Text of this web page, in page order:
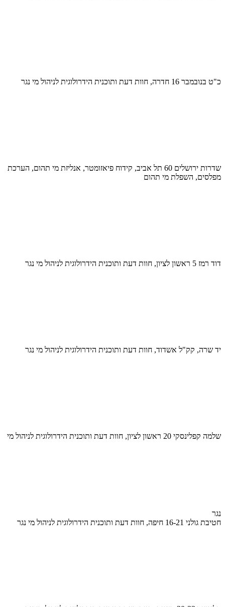
כ"ט בנובמבר 16 חדרה, חוות דעת ותוכנית הידרולוגית לניהול מי נגר
שדרות ירושלים 60 תל אביב, קידוח פיאזומטר, אנליזת מי תהום, הערכת
מפלסים, השפלת מי תהום
דוד רמז 5 ראשון לציון, חוות דעת ותוכנית הידרולוגית לניהול מי נגר
יד שרה, קק"ל אשדוד, חוות דעת ותוכנית הידרולוגית לניהול מי נגר
שלמה קפלינסקי 20 ראשון לציון, חוות דעת ותוכנית הידרולוגית לניהול מי
נגר
חטיבת גולני 16-21 חיפה, חוות דעת ותוכנית הידרולוגית לניהול מי נגר